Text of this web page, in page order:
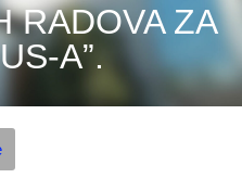
RADOVA ZA
A”.